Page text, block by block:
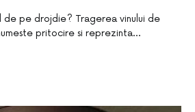
de pe drojdie? Tragerea vinului de
pritocire si reprezinta…